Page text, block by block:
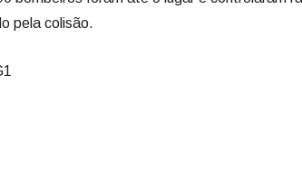
pela colisão.